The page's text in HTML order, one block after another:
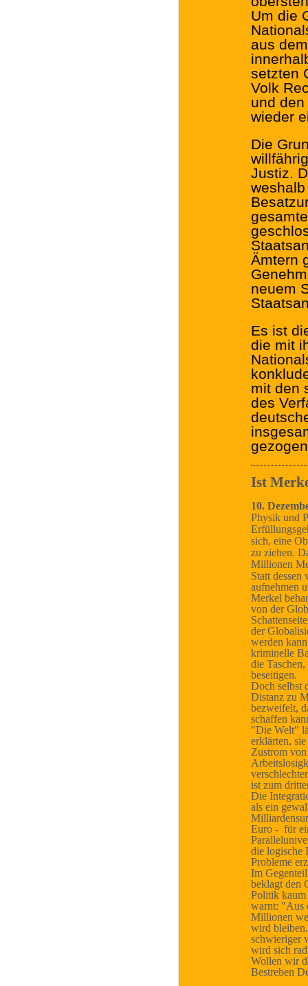
Um die
aus
setzten
Volk
und
wieder
Die
Justiz.
Ämtern
neuem
Es ist
die mit
mit den
des
Ist
10.
Physik und
sich, eine
zu ziehen.
Millionen
Statt
aufnehmen
Merkel
von der
der
werden
kriminelle
die
beseitigen.
Doch selbst
Distanz zu
bezweifelt,
schaffen
"Die Welt"
erklärten,
Zustrom
ist zum
Die
als ein
Euro - für
die logische
Probleme
Im
beklagt den
Politik kaum
warnt: "Aus
Millionen
wird
schwieriger
wird sich
Wollen wir
Bestreben